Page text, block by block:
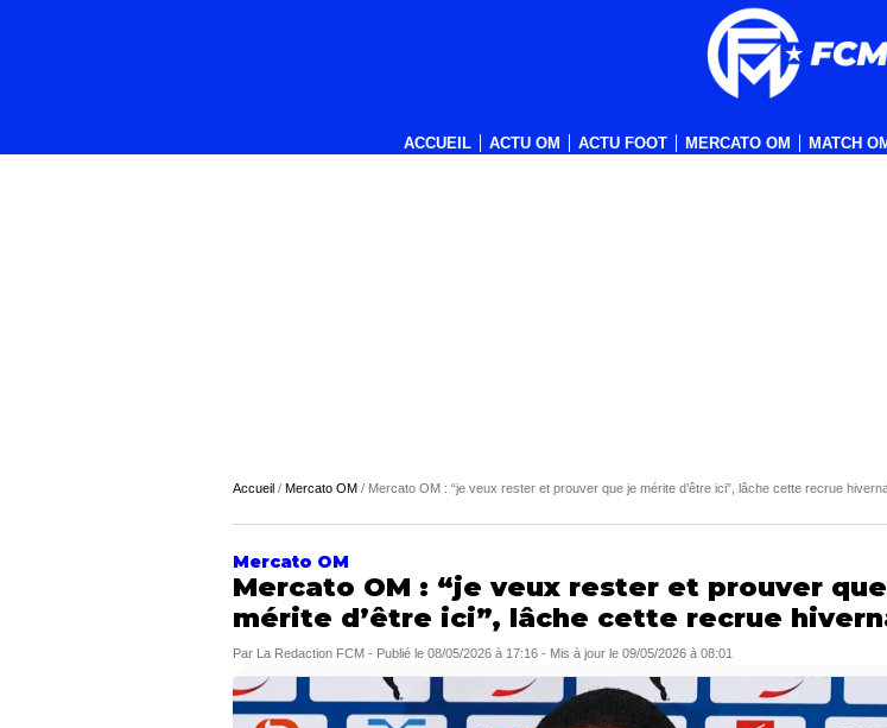
ACCUEIL ACTU OM ACTU FOOT MERCATO OM MATCH
Accueil / Mercato OM / Mercato OM : “je veux rester et prouver que je mérite d’être ici”, lâche cette recrue
Mercato OM
Mercato OM : “je veux rester et prouver
mérite d’être ici”, lâche cette recrue
Par La Redaction FCM - Publié le 08/05/2026 à 17:16 - Mis à jour le 09/05/2026 à 08:01